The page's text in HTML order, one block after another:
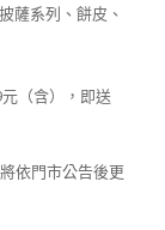
薩系列、餅皮、
（含），即送
依門市公告後更